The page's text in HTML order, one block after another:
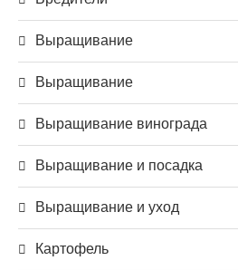
Выращивание
Выращивание
Выращивание винограда
Выращивание и посадка
Выращивание и уход
Картофель